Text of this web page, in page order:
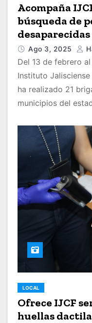
Acompaña
búsqueda de
desaparecidas
Ago 3, 2025
Del 13 de febrero
Instituto Jalisciense
ha realizado 21
municipios del
LOCAL
Ofrece IJCF
huellas